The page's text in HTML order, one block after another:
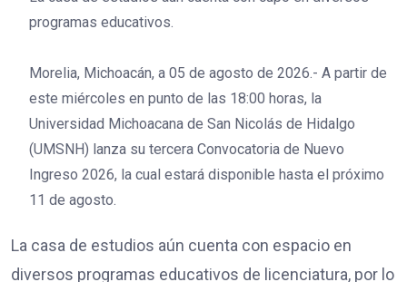
programas educativos.
Morelia, Michoacán, a 05 de agosto de 2026.- A partir de
este miércoles en punto de las 18:00 horas, la
Universidad Michoacana de San Nicolás de Hidalgo
(UMSNH) lanza su tercera Convocatoria de Nuevo
Ingreso 2026, la cual estará disponible hasta el próximo
11 de agosto.
La casa de estudios aún cuenta con espacio en
diversos programas educativos de licenciatura, por lo